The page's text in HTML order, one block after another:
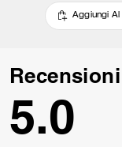
Aggiungi Al
Recensioni
5.0